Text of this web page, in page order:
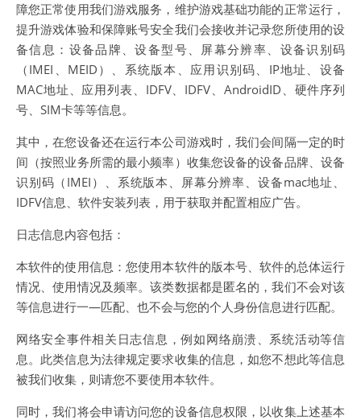
障您正常使用我们游戏服务，维护游戏基础功能的正常运行，
提升游戏体验和保障账号安全我们会接收并记录您所使用的设
备信息：设备品牌、设备型号、屏幕分辨率、设备识别码
（IMEI、MEID）、系统版本、应用识别码、IP地址、设备
MAC地址、应用列表、IDFV、IDFV、AndroidID、硬件序列
号、SIM卡等等信息。
其中，在您设备还在运行本公司游戏时，我们会间隔一定的时
间（按照业务所需的最小频率）收集您设备的设备品牌、设备
识别码（IMEI）、系统版本、屏幕分辨率、设备mac地址、
IDFV信息、软件安装列表，用于获取并配置相应广告。
日志信息内容包括：
本软件的使用信息：您使用本软件的版本号、软件的总体运行
情况、使用情况及频率。该类数据都是匿名的，我们不会对该
等信息进行一—匹配、也不会与您的个人身份信息进行匹配。
网络安全事件相关日志信息，例如网络崩溃、系统活动等信
息。此类信息为法律规定要求收集的信息，如您不想此等信息
被我们收集，则请您不要使用本软件。
同时，我们将会申请访问您的设备信息权限，以收集上述基本